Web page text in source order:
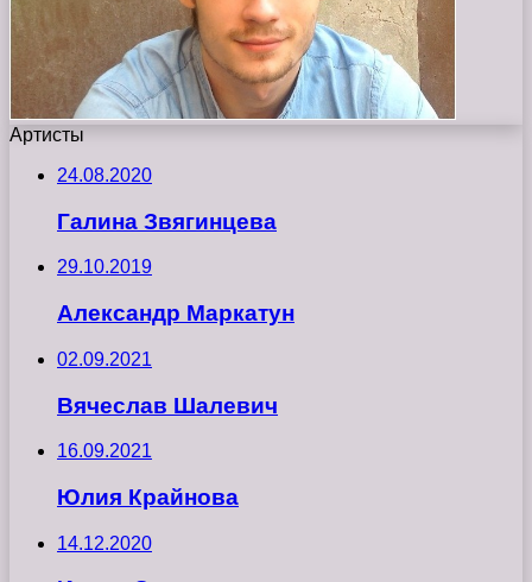
Артисты
24.08.2020
Галина Звягинцева
29.10.2019
Александр Маркатун
02.09.2021
Вячеслав Шалевич
16.09.2021
Юлия Крайнова
14.12.2020